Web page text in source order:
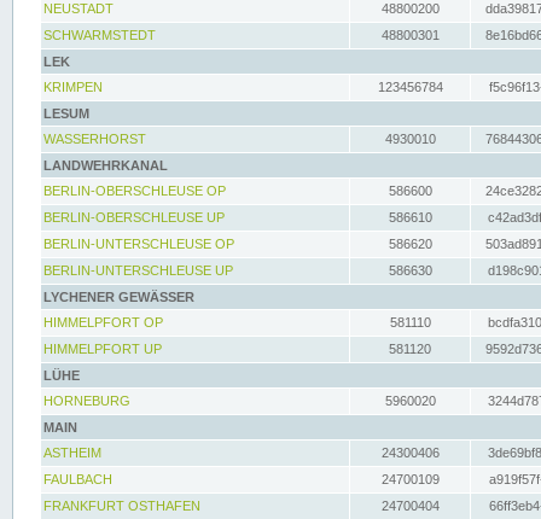
NEUSTADT
48800200
SCHWARMSTEDT
48800301
LEK
KRIMPEN
123456784
LESUM
WASSERHORST
4930010
LANDWEHRKANAL
BERLIN-OBERSCHLEUSE OP
586600
BERLIN-OBERSCHLEUSE UP
586610
BERLIN-UNTERSCHLEUSE OP
586620
BERLIN-UNTERSCHLEUSE UP
586630
LYCHENER GEWÄSSER
HIMMELPFORT OP
581110
HIMMELPFORT UP
581120
LÜHE
HORNEBURG
5960020
MAIN
ASTHEIM
24300406
FAULBACH
24700109
FRANKFURT OSTHAFEN
24700404